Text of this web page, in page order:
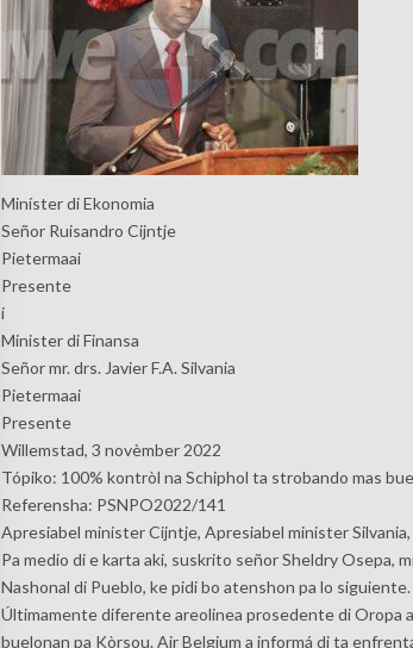
Miníster di Ekonomia
Señor Ruisandro Cijntje
Pietermaai
Presente
i
Minister di Finansa
Señor mr. drs. Javier F.A. Silvania
Pietermaai
Presente
Willemstad, 3 novèmber 2022
Tópiko: 100% kontròl na Schiphol ta strobando mas
Referensha: PSNPO2022/141
Apresiabel minister Cijntje, Apresiabel minister Silvania,
Pa medio di e karta aki, suskrito señor Sheldry Osepa,
Nashonal di Pueblo, ke pidi bo atenshon pa lo siguiente.
Últimamente diferente areolinea prosedente di Oropa
buelonan pa Kòrsou. Air Belgium a informá di ta